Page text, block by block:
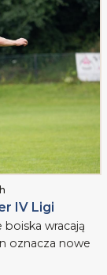
IV Ligi
wracają
oznacza nowe